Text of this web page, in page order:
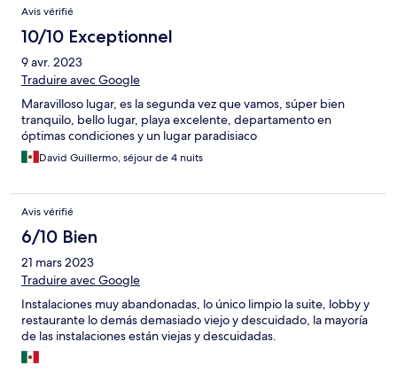
Avis vérifié
10/10 Exceptionnel
9 avr. 2023
Traduire avec Google
Maravilloso lugar, es la segunda vez que vamos, súper bien
tranquilo, bello lugar, playa excelente, departamento en
óptimas condiciones y un lugar paradisiaco
David Guillermo, séjour de 4 nuits
Avis vérifié
6/10 Bien
21 mars 2023
Traduire avec Google
Instalaciones muy abandonadas, lo único limpio la suite, lobby y
restaurante lo demás demasiado viejo y descuidado, la mayoría
de las instalaciones están viejas y descuidadas.